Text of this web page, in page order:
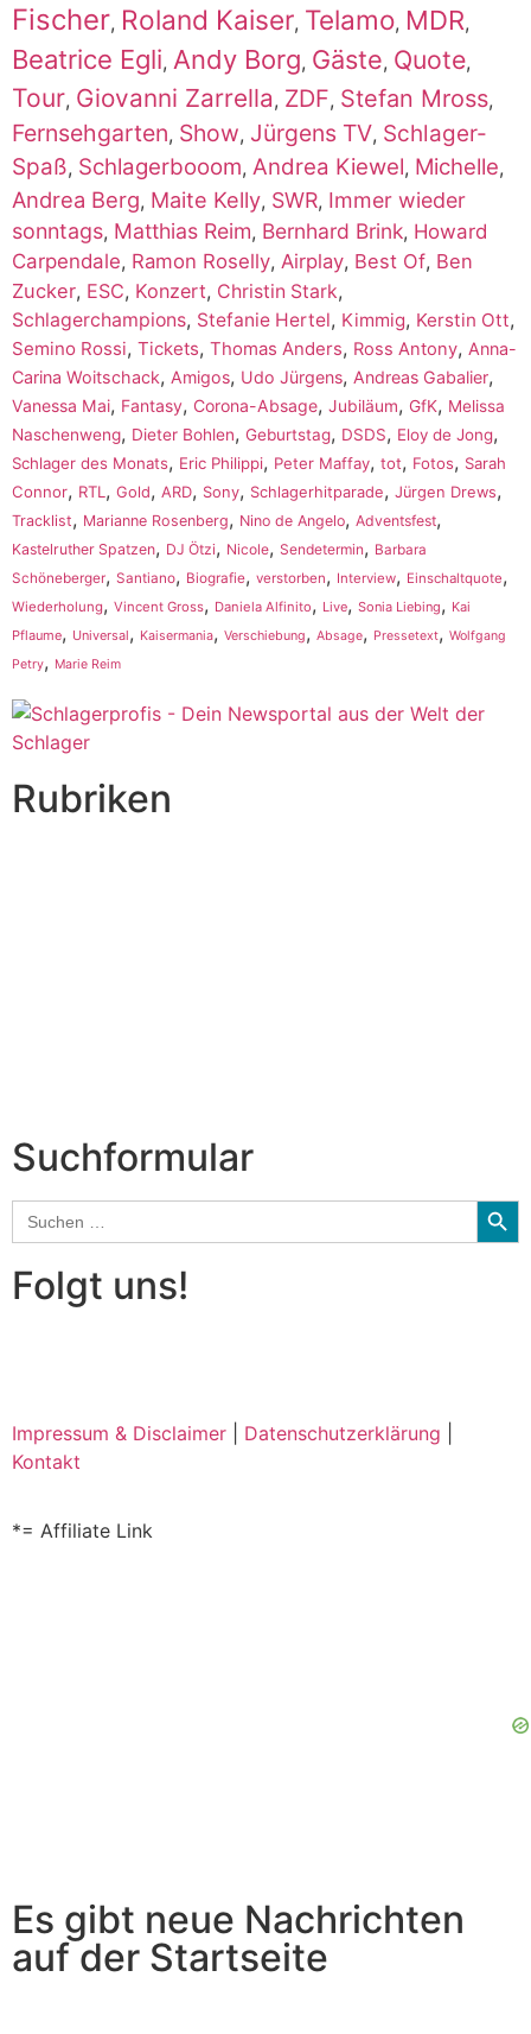
Fischer, Roland Kaiser, Telamo, MDR,
Beatrice Egli, Andy Borg, Gäste, Quote,
Tour, Giovanni Zarrella, ZDF, Stefan Mross,
Fernsehgarten, Show, Jürgens TV, Schlager-
Spaß, Schlagerbooom, Andrea Kiewel, Michelle,
Andrea Berg, Maite Kelly, SWR, Immer wieder
sonntags, Matthias Reim, Bernhard Brink, Howard
Carpendale, Ramon Roselly, Airplay, Best Of, Ben
Zucker, ESC, Konzert, Christin Stark,
Schlagerchampions, Stefanie Hertel, Kimmig, Kerstin Ott,
Semino Rossi, Tickets, Thomas Anders, Ross Antony, Anna-
Carina Woitschack, Amigos, Udo Jürgens, Andreas Gabalier,
Vanessa Mai, Fantasy, Corona-Absage, Jubiläum, GfK, Melissa
Naschenweng, Dieter Bohlen, Geburtstag, DSDS, Eloy de Jong,
Schlager des Monats, Eric Philippi, Peter Maffay, tot, Fotos, Sarah
Connor, RTL , Gold, ARD, Sony, Schlagerhitparade, Jürgen Drews,
Tracklist, Marianne Rosenberg, Nino de Angelo, Adventsfest,
Kastelruther Spatzen, DJ Ötzi, Nicole, Sendetermin, Barbara
Schöneberger, Santiano, Biografie, verstorben, Interview, Einschaltquote,
Wiederholung, Vincent Gross, Daniela Alfinito, Live, Sonia Liebing, Kai
Pflaume, Universal, Kaisermania, Verschiebung, Absage, Pressetext, Wolfgang
Petry, Marie Reim
Rubriken
Suchformular
Search
for:
Folgt uns!
Impressum & Disclaimer Datenschutzerklärung
Kontakt
*= Affiliate Link
Es gibt neue Nachrichten
auf der Startseite